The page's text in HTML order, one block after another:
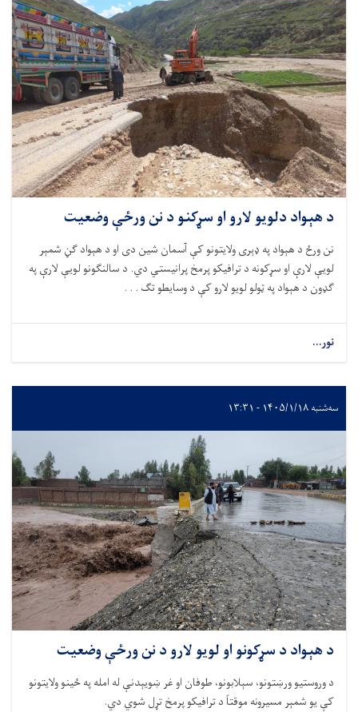
د هېواد دلویو لارو او سړکنو د نن ورځې وضعیت
نن ورځ د هېواد په ډېری ولایتونو کې آسمان شین دی او د هېواد ګڼ شمېر
لویې لارې او سړکونه د ترافیکو پرمخ پرانیستي دي. د سالنګونو لویې لارې په
ګډون د هېواد په ټولو لویو لارو کې د وسایطو تګ . . .
نور...
سه‌شنبه ۱۴۰۵/۱/۱۸ - ۱۳:۳۱
د هېواد د سړکونو او لویو لارو د نن ورځې وضعیت
د وروستیو ورښتونو، سېلابونو، طوفان او غر ښویېدنې له امله په ځینو ولایتونو
کې یو شمېر مسیرونه موقتاً د ترافیکو پرمخ تړل شوي دي.